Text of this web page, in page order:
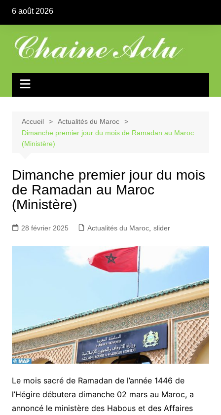
contenu
6 août 2026
Accueil
Actualités du Maroc
Dimanche premier jour du mois de Ramadan au Maroc
(Ministère)
Dimanche premier jour du mois
de Ramadan au Maroc
(Ministère)
28 février 2025 Actualités du Maroc, slider
Le mois sacré de Ramadan de l’année 1446 de
l’Hégire débutera dimanche 02 mars au Maroc, a
annoncé le ministère des Habous et des Affaires